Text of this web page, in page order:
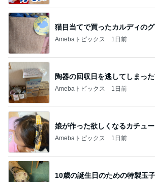
猫目当てで買ったカルディの
Amebaトピックス 1日前
陶器の回収日を逃してしまっ
Amebaトピックス 1日前
娘が作った欲しくなるカチュ
Amebaトピックス 1日前
10歳の誕生日のための特製玉子